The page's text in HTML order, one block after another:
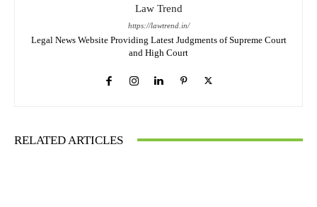
Law Trend
https://lawtrend.in/
Legal News Website Providing Latest Judgments of Supreme Court
and High Court
RELATED ARTICLES